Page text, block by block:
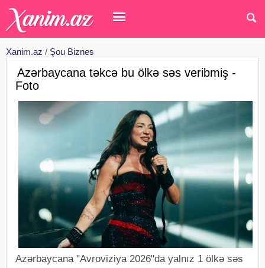
Xanim.az / Şou Biznes
Azərbaycana təkcə bu ölkə səs veribmiş -
Foto
Azərbaycana "Avroviziya 2026"da yalnız 1 ölkə səs